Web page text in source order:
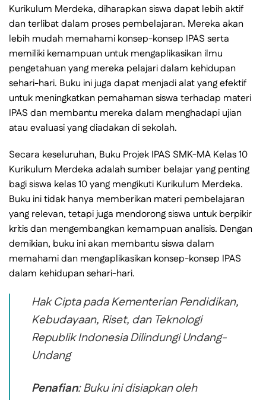
Kurikulum Merdeka, diharapkan siswa dapat lebih aktif
dan terlibat dalam proses pembelajaran. Mereka akan
lebih mudah memahami konsep-konsep IPAS serta
memiliki kemampuan untuk mengaplikasikan ilmu
pengetahuan yang mereka pelajari dalam kehidupan
sehari-hari. Buku ini juga dapat menjadi alat yang efektif
untuk meningkatkan pemahaman siswa terhadap materi
IPAS dan membantu mereka dalam menghadapi ujian
atau evaluasi yang diadakan di sekolah.
Secara keseluruhan, Buku Projek IPAS SMK-MA Kelas 10
Kurikulum Merdeka adalah sumber belajar yang penting
bagi siswa kelas 10 yang mengikuti Kurikulum Merdeka.
Buku ini tidak hanya memberikan materi pembelajaran
yang relevan, tetapi juga mendorong siswa untuk berpikir
kritis dan mengembangkan kemampuan analisis. Dengan
demikian, buku ini akan membantu siswa dalam
memahami dan mengaplikasikan konsep-konsep IPAS
dalam kehidupan sehari-hari.
Hak Cipta pada Kementerian Pendidikan,
Kebudayaan, Riset, dan Teknologi
Republik Indonesia Dilindungi Undang-
Undang
Penafian: Buku ini disiapkan oleh